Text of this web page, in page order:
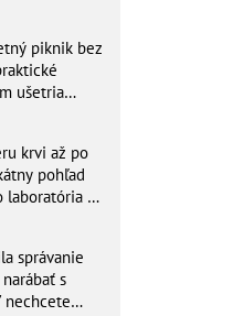
piknik bez
ušetria
krvi až po
pohľad
na
správanie
s
nechcete